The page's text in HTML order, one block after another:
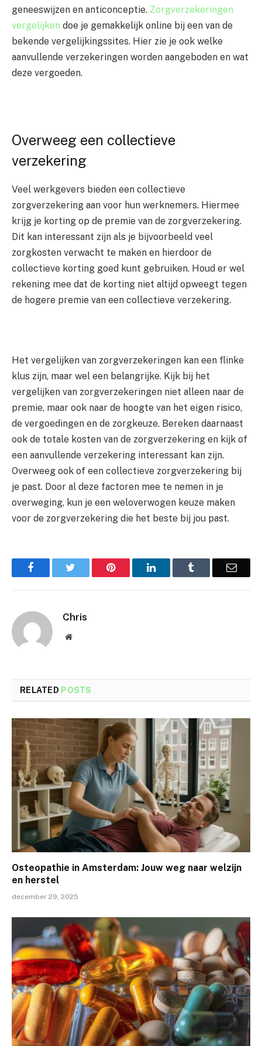
geneeswijzen en anticonceptie. Zorgverzekeringen
vergelijken doe je gemakkelijk online bij een van de
bekende vergelijkingssites. Hier zie je ook welke
aanvullende verzekeringen worden aangeboden en wat
deze vergoeden.
Overweeg een collectieve
verzekering
Veel werkgevers bieden een collectieve
zorgverzekering aan voor hun werknemers. Hiermee
krijg je korting op de premie van de zorgverzekering.
Dit kan interessant zijn als je bijvoorbeeld veel
zorgkosten verwacht te maken en hierdoor de
collectieve korting goed kunt gebruiken. Houd er wel
rekening mee dat de korting niet altijd opweegt tegen
de hogere premie van een collectieve verzekering.
Het vergelijken van zorgverzekeringen kan een flinke
klus zijn, maar wel een belangrijke. Kijk bij het
vergelijken van zorgverzekeringen niet alleen naar de
premie, maar ook naar de hoogte van het eigen risico,
de vergoedingen en de zorgkeuze. Bereken daarnaast
ook de totale kosten van de zorgverzekering en kijk of
een aanvullende verzekering interessant kan zijn.
Overweeg ook of een collectieve zorgverzekering bij
je past. Door al deze factoren mee te nemen in je
overweging, kun je een weloverwogen keuze maken
voor de zorgverzekering die het beste bij jou past.
Facebook Pinterest LinkedIn Email
Chris
Website
RELATED POSTS
Osteopathie in Amsterdam: Jouw weg naar welzijn
en herstel
december 29, 2025